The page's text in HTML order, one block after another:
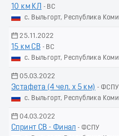
10 км КЛ
- ВС
с. Выльгорт, Республика Коми
25.11.2022
15 км СВ - ВС
с. Выльгорт, Республика Коми
05.03.2022
Эстафета (4 чел. х 5 км) - ФСПУ
с. Выльгорт, Республика Коми
04.03.2022
Спринт СВ - Финал - ФСПУ